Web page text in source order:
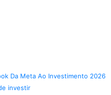
Da Meta Ao Investimento 2026
investir